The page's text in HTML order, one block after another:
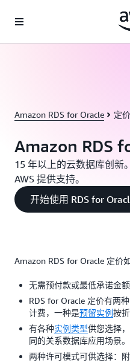
Amazon RDS for Oracle 定价
Amazon RDS
15 年以上的云数据库创新
AWS 提供支持。
开始使用 RDS for
Amazon RDS for Oracle 定价如
无需预付款或最低承诺金
RDS for Oracle 定价有两
计费，一种是预留实例按
有各种实例类型供您选择
同的关系数据库应用场景。
两种许可模式可供选择：